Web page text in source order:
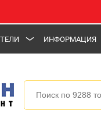
ИНФОРМАЦИЯ